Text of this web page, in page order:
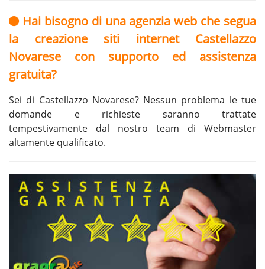
Hai bisogno di una agenzia web che segua
la creazione siti internet Castellazzo
Novarese con supporto ed assistenza
gratuita?
Sei di Castellazzo Novarese? Nessun problema le tue
domande e richieste saranno trattate
tempestivamente dal nostro team di Webmaster
altamente qualificato.